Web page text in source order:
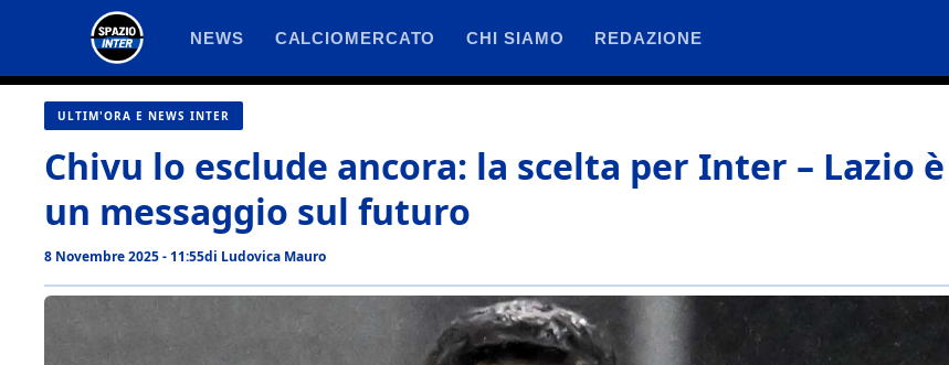
contenuto
NEWS CALCIOMERCATO CHI SIAMO REDAZIONE
ULTIM'ORA E NEWS INTER
Chivu lo esclude ancora: la scelta per Inter – Lazio è
un messaggio sul futuro
8 Novembre 2025 - 11:55di Ludovica Mauro